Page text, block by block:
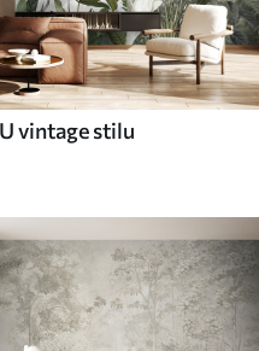
U vintage stilu